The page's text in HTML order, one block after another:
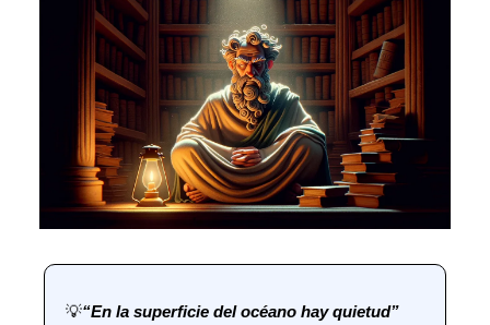
💡“En la superficie del océano hay quietud”